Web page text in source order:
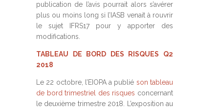
publication de l’avis pourrait alors s’avérer
plus ou moins long si l’IASB venait à rouvrir
le sujet IFRS17 pour y apporter des
modifications.
TABLEAU DE BORD DES RISQUES Q2
2018
Le 22 octobre, l’EIOPA a publié son tableau
de bord trimestriel des risques concernant
le deuxième trimestre 2018. L’exposition au